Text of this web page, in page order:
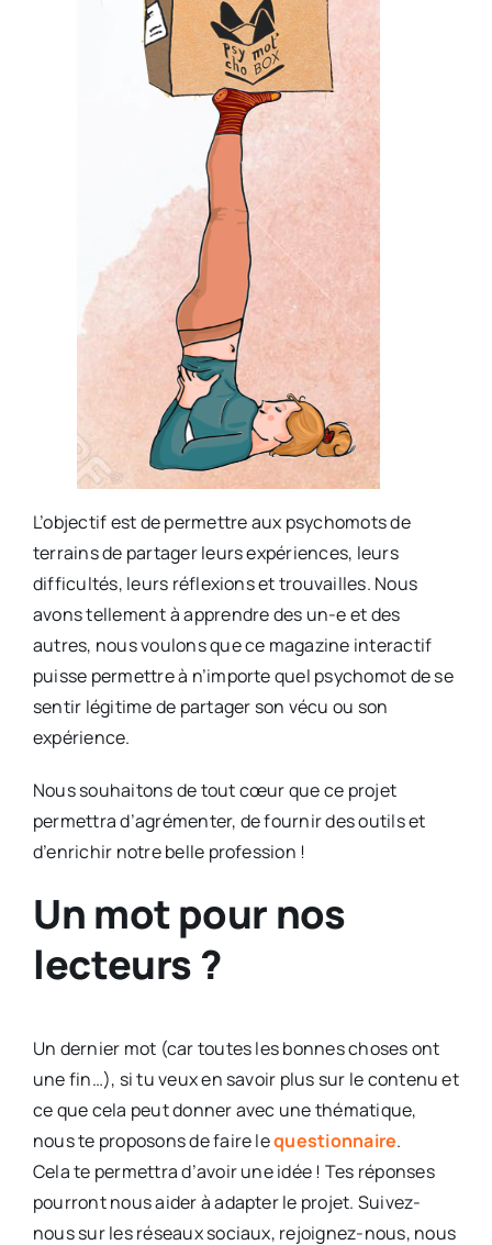
L’objectif est de permettre aux psychomots de
terrains de partager leurs expériences, leurs
difficultés, leurs réflexions et trouvailles. Nous
avons tellement à apprendre des un-e et des
autres, nous voulons que ce magazine interactif
puisse permettre à n’importe quel psychomot de se
sentir légitime de partager son vécu ou son
expérience.
Nous souhaitons de tout cœur que ce projet
permettra d’agrémenter, de fournir des outils et
d’enrichir notre belle profession !
Un mot pour nos
lecteurs ?
Un dernier mot (car toutes les bonnes choses ont
une fin…), si tu veux en savoir plus sur le contenu et
ce que cela peut donner avec une thématique,
nous te proposons de faire lequestionnaire.
Cela te permettra d’avoir une idée ! Tes réponses
pourront nous aider à adapter le projet. Suivez-
nous sur les réseaux sociaux, rejoignez-nous, nous